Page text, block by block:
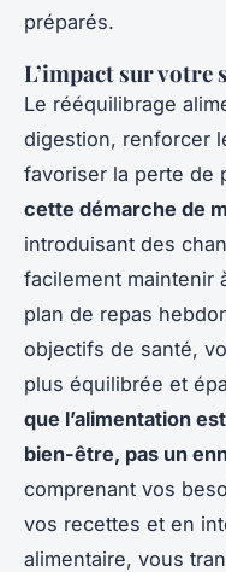
préparés.
L’impact sur votre
Le rééquilibrage
digestion, renforcer
favoriser la perte de
cette démarche de
introduisant des
facilement maintenir
plan de repas
objectifs de santé,
plus équilibrée et
que l’alimentation
bien-être, pas un
comprenant vos
vos recettes et en
alimentaire, vous